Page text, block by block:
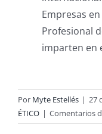
Empresas
Profesional
imparten en
Por Myte Estellés | 27
ÉTICO | Comentarios